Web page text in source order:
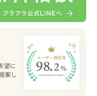
字ったお手紙を作成さ
プライズとなりました
ミートのサプライズ、
お手紙のサプライズ、
ました。
望に
案し